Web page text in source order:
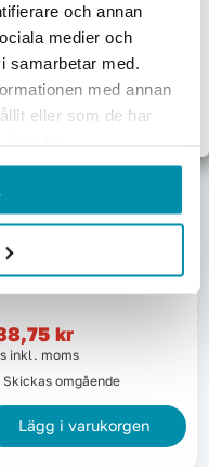
och annan
medier och
samarbetar med.
med annan
eller som de har
Skickas omgående
Lägg i varukorgen
229060 Anza
kr
inkl. moms
Skickas omgående
Lägg i varukorgen
Privat
moms